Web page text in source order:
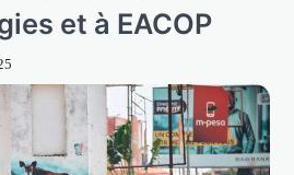
et à EACOP